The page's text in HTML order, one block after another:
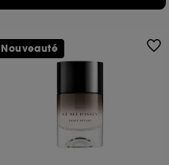
Nouveauté